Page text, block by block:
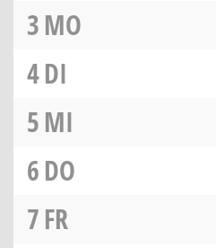
3MO
4DI
5MI
6DO
7FR